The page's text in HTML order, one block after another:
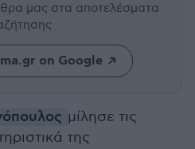
μας στα αποτελέσματα
on Google
μίλησε τις
της